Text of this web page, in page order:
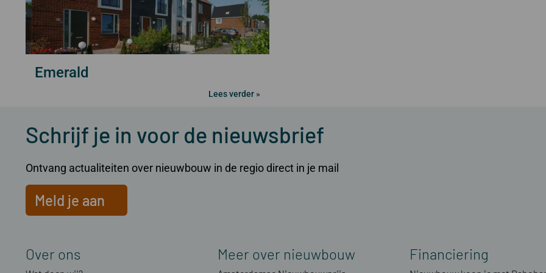
Emerald
Lees verder »
Schrijf je in voor de nieuwsbrief
Ontvang actualiteiten over nieuwbouw in de regio direct in je mail
Meld je aan
Over ons Meer over nieuwbouw Financiering